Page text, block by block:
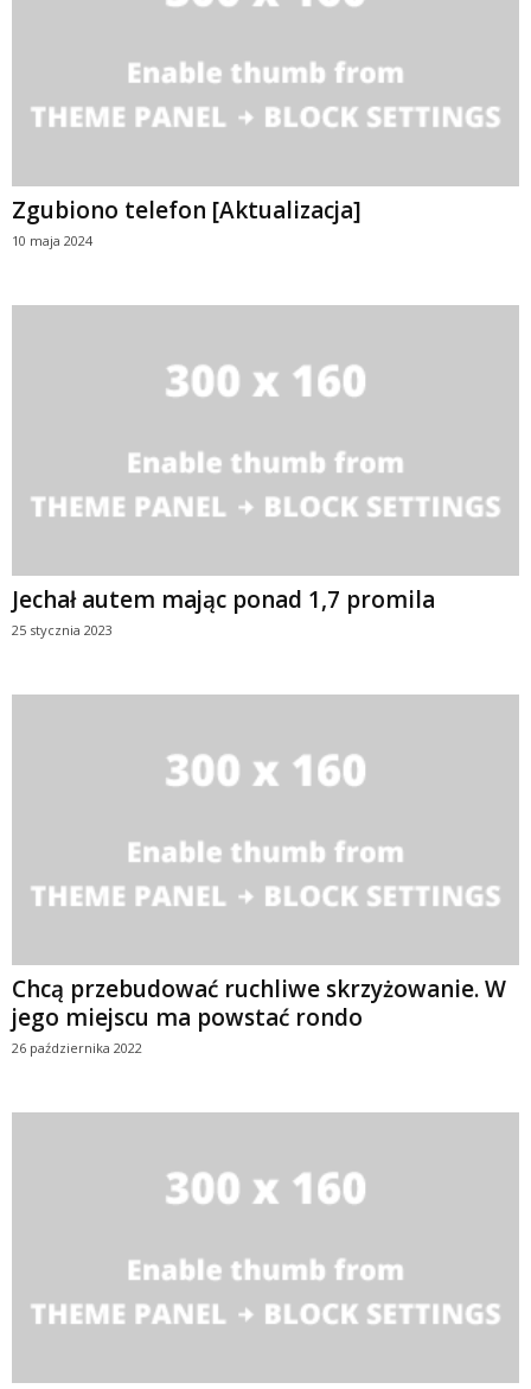
Zgubiono telefon [Aktualizacja]
10 maja 2024
Jechał autem mając ponad 1,7 promila
25 stycznia 2023
Chcą przebudować ruchliwe skrzyżowanie. W
jego miejscu ma powstać rondo
26 października 2022